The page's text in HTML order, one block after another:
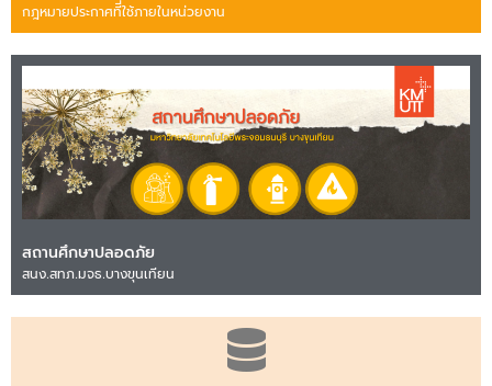
กฎหมายประกาศทีี่ใช้ภายในหน่วยงาน
สถานศึกษาปลอดภัย
สนง.สทภ.มจธ.บางขุนเทียน